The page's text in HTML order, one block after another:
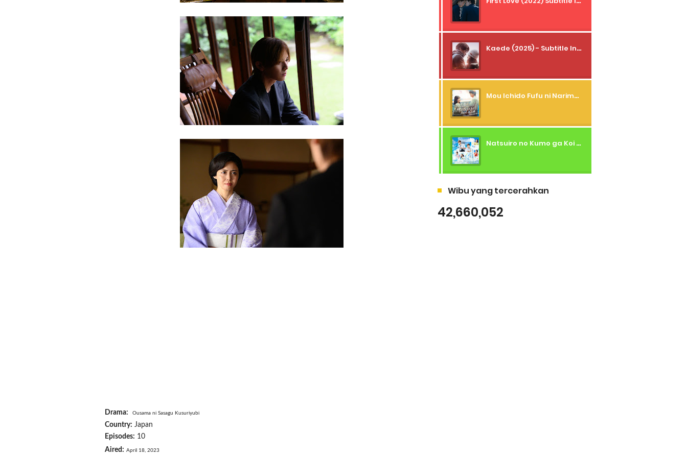
Drama: Ousama ni Sasagu Kusuriyubi
Country: Japan
Episodes: 10
Aired: April 18, 2023
Kaede (2025) - Subtitle Indonesia
Mou Ichido Fufu ni Narimasu ka? (2026) - 01 Subtitle Indonesia
Natsuiro no Kumo ga Koi to Arashi wo Makiokosu (2026) - 01 Subtitle Indonesia
Wibu yang tercerahkan
42,660,052